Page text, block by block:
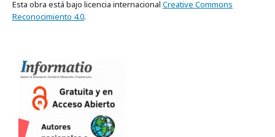
Esta obra está bajo licencia internacional Creative Commons
Reconocimiento 4.0.